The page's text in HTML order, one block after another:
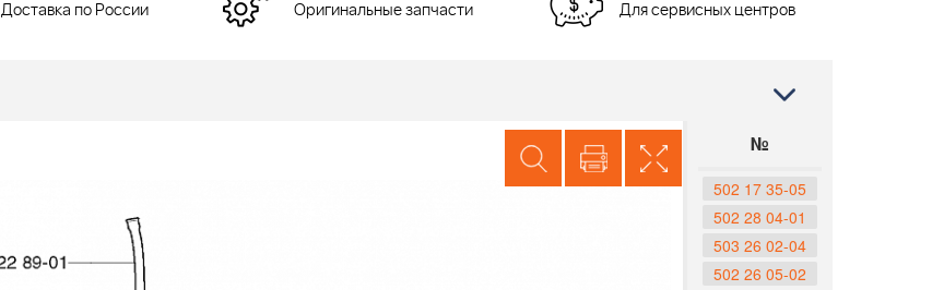
Доставка по России Оригинальные запчасти Для сервисных центров
№
502 17 35-05
502 28 04-01
503 26 02-04
502 26 05-02